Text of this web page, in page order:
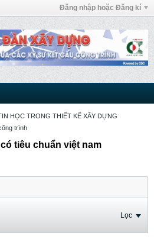
Đăng nhập hoặc Đăng kí
HỌC TRONG THIẾT KẾ XÂY DỰNG
trình
tiêu chuẩn việt nam
Lọc